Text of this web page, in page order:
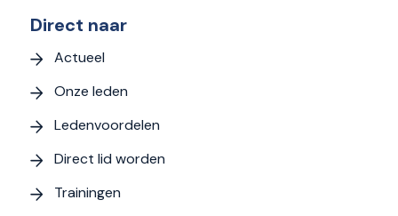
Direct naar
Actueel
Onze leden
Ledenvoordelen
Direct lid worden
Trainingen